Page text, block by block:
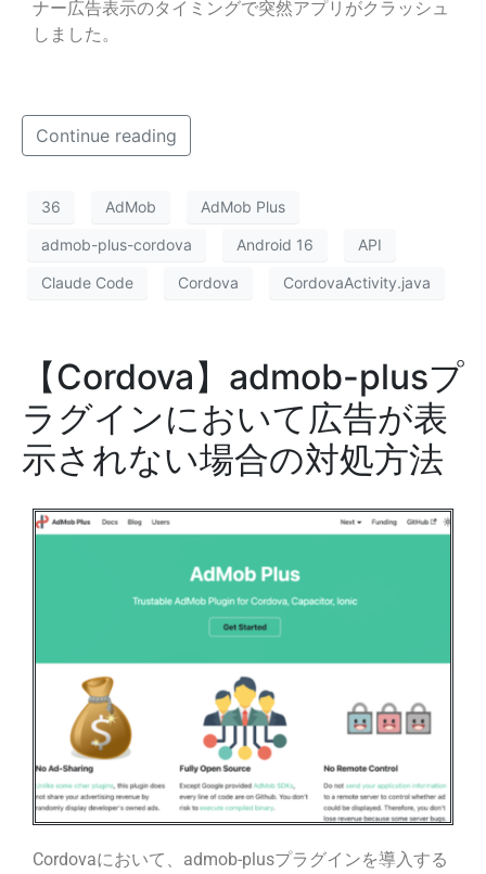
ナー広告表示のタイミングで突然アプリがクラッシュ
しました。
Continue reading
36 AdMob AdMob Plus
admob-plus-cordova Android 16 API
Claude Code Cordova CordovaActivity.java
【Cordova】admob-plusプ
ラグインにおいて広告が表
示されない場合の対処方法
Cordovaにおいて、admob-plusプラグインを導入する